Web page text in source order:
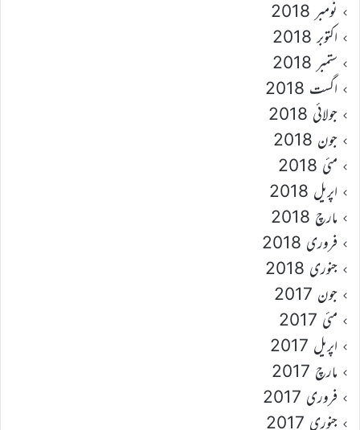
نومبر 2018
اکتوبر 2018
ستمبر 2018
اگست 2018
جولائی 2018
جون 2018
مئی 2018
اپریل 2018
مارچ 2018
فروری 2018
جنوری 2018
جون 2017
مئی 2017
اپریل 2017
مارچ 2017
فروری 2017
جنوری 2017